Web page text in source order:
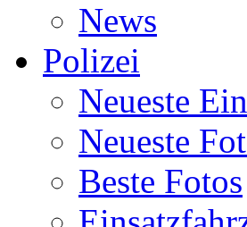
News
Polizei
Neueste
Neueste
Beste Fotos